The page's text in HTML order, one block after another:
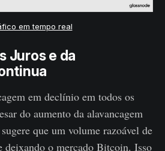
em tempo real
Juros e da
em declínio em todos os
do aumento da alavancagem
que um volume razoável de
deixando o mercado Bitcoin. Isso